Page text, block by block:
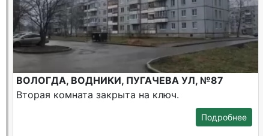
ВОЛОГДА, ВОДНИКИ, ПУГАЧЕВА УЛ, №87
Вторая комната закрыта на ключ.
Подробнее